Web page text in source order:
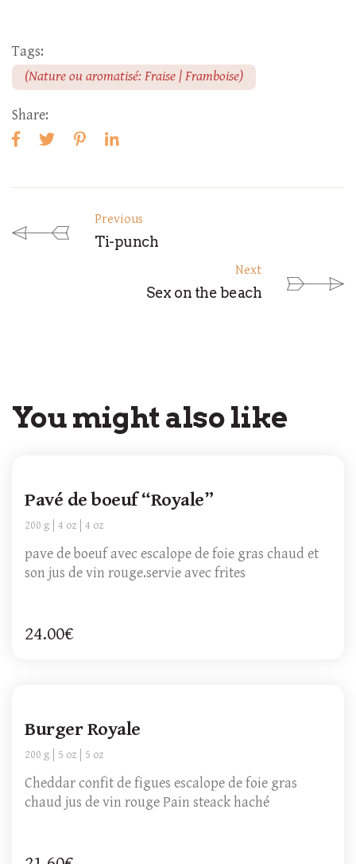
Tags:
(Nature ou aromatisé: Fraise | Framboise)
Share:
Previous
Ti-punch
Next
Sex on the beach
You might also like
Pavé de boeuf “Royale”
200 g 4 oz 4 oz
pave de boeuf avec escalope de foie gras chaud et
son jus de vin rouge.servie avec frites
24.00€
Burger Royale
200 g 5 oz 5 oz
Cheddar confit de figues escalope de foie gras
chaud jus de vin rouge Pain steack haché